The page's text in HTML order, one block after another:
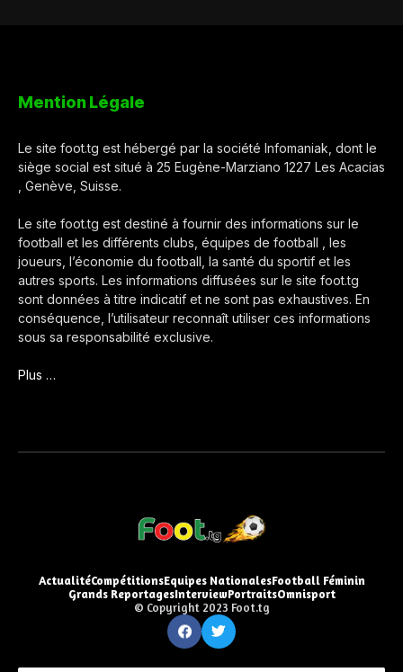
Mention Légale
Le site foot.tg est hébergé par la société Infomaniak, dont le
siège social est situé à 25 Eugène-Marziano 1227 Les Acacias
, Genève, Suisse.
Le site foot.tg est destiné à fournir des informations sur le
football et les différents clubs, équipes de football , les
joueurs, l’économie du football, la santé du sportif et les
autres sports. Les informations diffusées sur le site foot.tg
sont données à titre indicatif et ne sont pas exhaustives. En
conséquence, l’utilisateur reconnaît utiliser ces informations
sous sa responsabilité exclusive.
Plus …
ActualitéCompétitionsEquipes NationalesFootball Féminin
Grands ReportagesInterviewPortraitsOmnisport
© Copyright 2023 Foot.tg